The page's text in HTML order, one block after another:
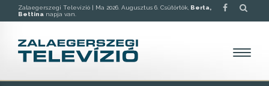
Zalaegerszegi Televízió | Ma 2026. Augusztus 6. Csütörtök, Berta,
Bettina napja van.